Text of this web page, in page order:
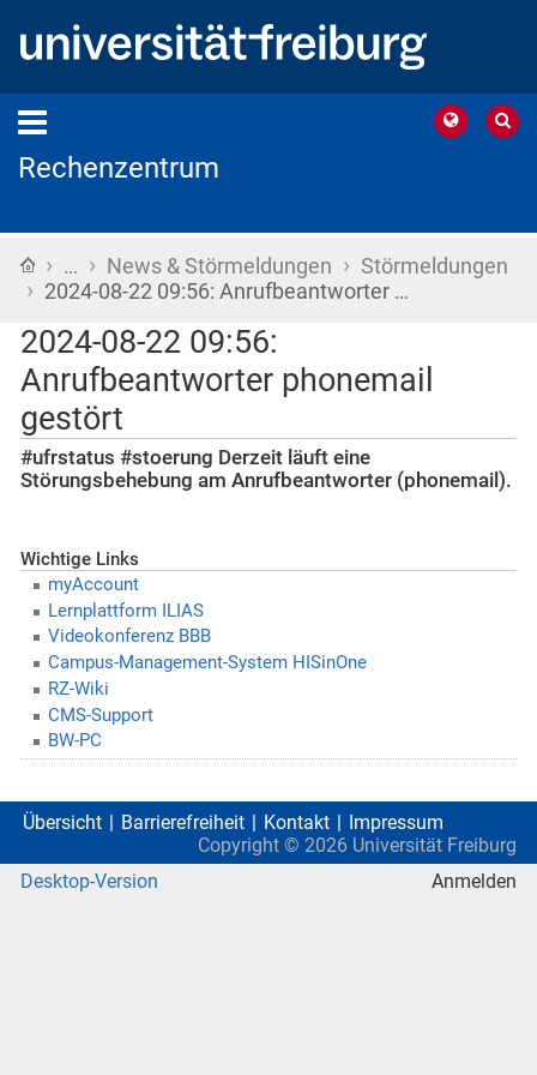
Rechenzentrum
Startseite
› … › News & Störmeldungen › Störmeldungen
› 2024-08-22 09:56: Anrufbeantworter …
2024-08-22 09:56:
Anrufbeantworter phonemail
gestört
#ufrstatus #stoerung Derzeit läuft eine
Störungsbehebung am Anrufbeantworter (phonemail).
Wichtige Links
myAccount
Lernplattform ILIAS
Videokonferenz BBB
Campus-Management-System HISinOne
RZ-Wiki
CMS-Support
BW-PC
Übersicht Barrierefreiheit Kontakt
Impressum
Copyright © 2026 Universität Freiburg
Desktop-Version
Anmelden